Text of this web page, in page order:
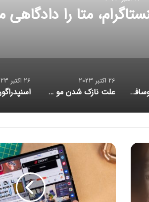
متا را دادگاهی
مدیرعامل مایکروسافت: خروج از بازار موبایل «اشتباهی استراتژیک» بود
26 اکتبر 2023
علت نازک‌ شدن مو چیست و چگونه می‌توان آن را متوقف کرد؟
26 اکتبر 2023
پ
ن
ل